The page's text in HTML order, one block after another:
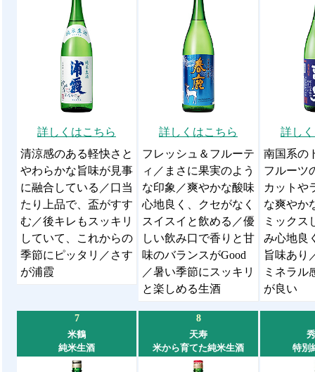
詳しくはこちら
清涼感のある軽快さと
やわらかな旨味が見事
に融合している／口当
たり上品で、盃がすす
む／後キレもスッキリ
していて、これからの
季節にピッタリ／さす
が浦霞
詳しくはこちら
フレッシュ＆フルーテ
ィ／まさに果実のよう
な印象／爽やかな酸味
心地良く、クセがなく
スイスイと飲める／優
しい飲み口で香りと甘
味のバランスがGood
／暑い季節にスッキリ
と楽しめる生酒
詳し
南国系の
フルーツ
カットや
な爽やか
ミックス
み心地良
旨味あり
ミネラル
が良い
7
米鶴
純米生酒
8
天寿
米から育てた純米生酒
特別